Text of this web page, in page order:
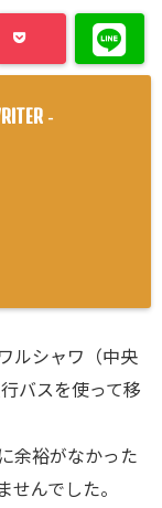
-
ルシャワ（中央
バスを使って移
余裕がなかった
せんでした。